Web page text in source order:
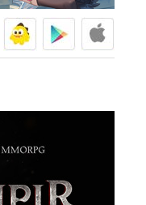
넷마블